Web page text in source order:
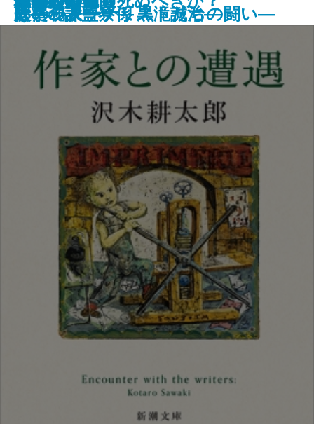
けたジャーナリストたちの闘い―
い
郎―
せの秘訣―
人事一課監察係 黒滝誠治―
太宰の大ウソ―
碧―